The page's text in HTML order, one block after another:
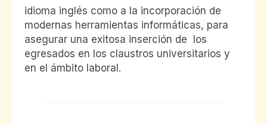
idioma inglés como a la incorporación de
modernas herramientas informáticas, para
asegurar una exitosa inserción de los
egresados en los claustros universitarios y
en el ámbito laboral.